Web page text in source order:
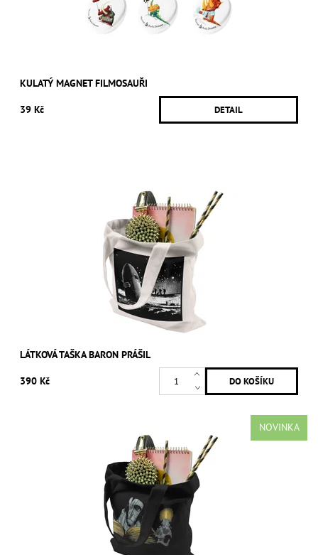
KULATÝ MAGNET FILMOSAUŘI
39 Kč DETAIL
LÁTKOVÁ TAŠKA BARON PRÁŠIL
390 Kč
NOVINKA